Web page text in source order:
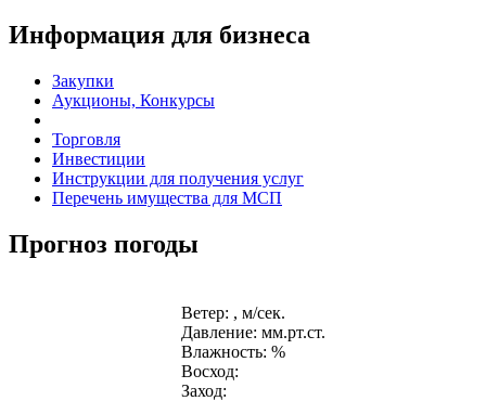
Информация для бизнеса
Закупки
Аукционы, Конкурсы
Торговля
Инвестиции
Инструкции для получения услуг
Перечень имущества для МСП
Прогноз погоды
Ветер: , м/сек.
Давление: мм.рт.ст.
Влажность: %
Восход:
Заход: